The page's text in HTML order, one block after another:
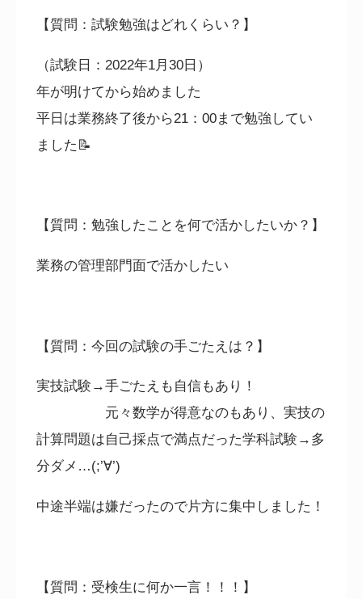
【質問：試験勉強はどれくらい？】
（試験日： 2022年1月30 日）
年が明けてから始めました
平日は業務終了後から21 ：00まで勉強してい
ました📝
【質問：勉強したことを何で活かしたいか？】
業務の管理部門面で活かしたい
【質問：今回の試験の手ごたえは？】
実技試験→手ごたえも自信もあり！
元々数学が得意なのもあり、実技の
計算問題は自己採点で満点だった学科試験→多
分ダメ…(;’∀’)
中途半端は嫌だったので片方に集中しました！
【質問：受検生に何か一言！！！】